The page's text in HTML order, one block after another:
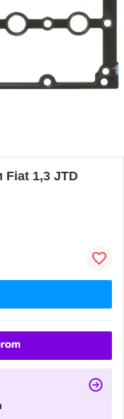
Fiat 1,3 JTD